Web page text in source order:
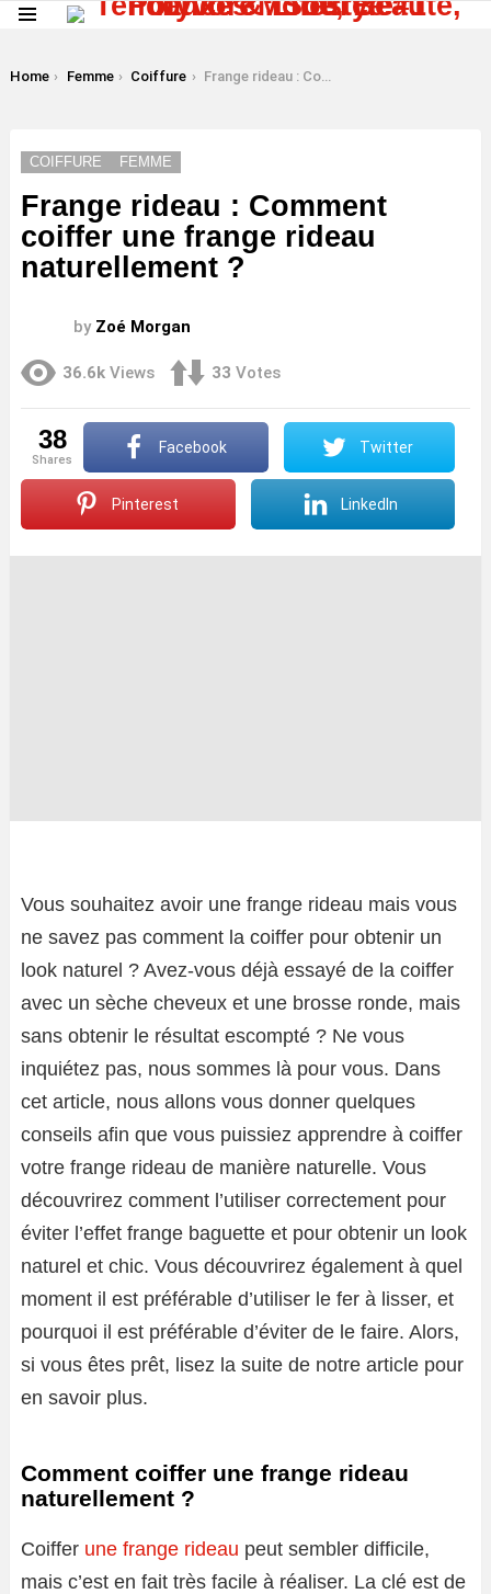
You are here:
Home Femme Coiffure Frange rideau : Comment coiffer une frange rideau naturellement ?
COIFFURE FEMME
Frange rideau : Comment
coiffer une frange rideau
naturellement ?
by Zoé Morgan
36.6k Views 33 Votes
38
shares
Facebook Twitter
Pinterest LinkedIn
Vous souhaitez avoir une frange rideau mais vous
ne savez pas comment la coiffer pour obtenir un
look naturel ? Avez-vous déjà essayé de la coiffer
avec un sèche cheveux et une brosse ronde, mais
sans obtenir le résultat escompté ? Ne vous
inquiétez pas, nous sommes là pour vous. Dans
cet article, nous allons vous donner quelques
conseils afin que vous puissiez apprendre à coiffer
votre frange rideau de manière naturelle. Vous
découvrirez comment l’utiliser correctement pour
éviter l’effet frange baguette et pour obtenir un look
naturel et chic. Vous découvrirez également à quel
moment il est préférable d’utiliser le fer à lisser, et
pourquoi il est préférable d’éviter de le faire. Alors,
si vous êtes prêt, lisez la suite de notre article pour
en savoir plus.
Comment coiffer une frange rideau
naturellement ?
Coiffer une frange rideau peut sembler difficile,
mais c’est en fait très facile à réaliser. La clé est de